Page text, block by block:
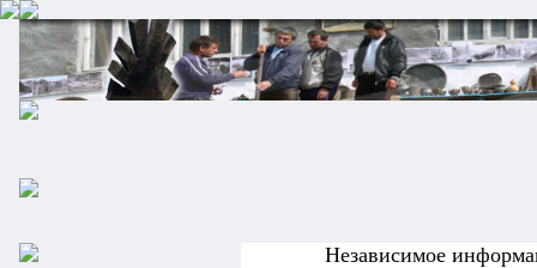
Независимое